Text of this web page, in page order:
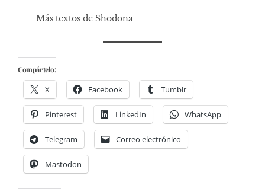
Más textos de Shodona
Compártelo:
X Facebook Tumblr
Pinterest LinkedIn WhatsApp
Telegram Correo electrónico
Mastodon